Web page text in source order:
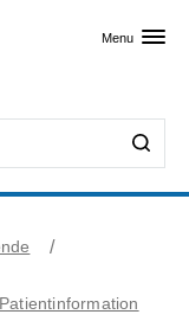
Menu
Patientinformation